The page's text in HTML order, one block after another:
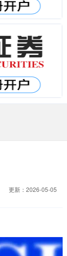
更新：2026-05-05